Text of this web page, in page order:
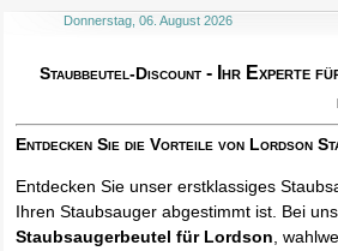
Donnerstag, 06. August 2026
Staubbeutel-Discount - Ihr Experte
Entdecken Sie die Vorteile von Lordson
Entdecken Sie unser erstklassiges
Ihren Staubsauger abgestimmt ist. Bei
Staubsaugerbeutel für Lordson,